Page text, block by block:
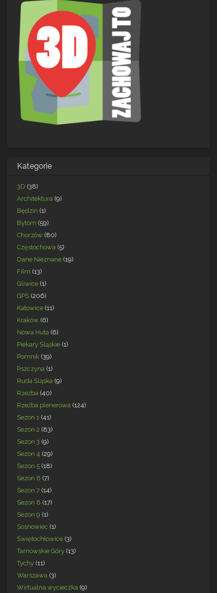
Kategorie
3D (38)
Architektura (9)
Będzin (1)
Bytom (59)
Chorzów (80)
Częstochowa (5)
Dane Nieznane (19)
Film (13)
Gliwice (1)
GPS (206)
Katowice (11)
Kraków (6)
Nowa Huta (6)
Piekary Śląskie (1)
Pomnik (39)
Pszczyna (1)
Ruda Śląska (9)
Rzeźba (40)
Rzeźba plenerowa (124)
Sezon 1 (41)
Sezon 2 (83)
Sezon 3 (9)
Sezon 4 (29)
Sezon 5 (18)
Sezon 6 (7)
Sezon 7 (14)
Sezon 8 (17)
Sezon 9 (1)
Sosnowiec (1)
Świętochłowice (3)
Tarnowskie Góry (13)
Tychy (11)
Warszawa (3)
Wirtualna wycieczka (9)